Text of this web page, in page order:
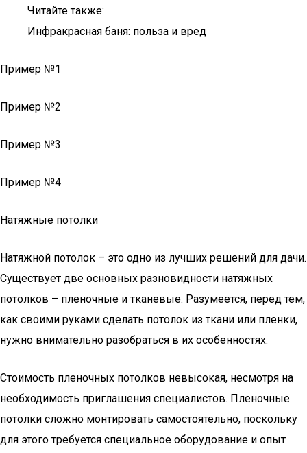
Читайте также:
Инфракрасная баня: польза и вред
Пример №1
Пример №2
Пример №3
Пример №4
Натяжные потолки
Натяжной потолок – это одно из лучших решений для дачи.
Существует две основных разновидности натяжных
потолков – пленочные и тканевые. Разумеется, перед тем,
как своими руками сделать потолок из ткани или пленки,
нужно внимательно разобраться в их особенностях.
Стоимость пленочных потолков невысокая, несмотря на
необходимость приглашения специалистов. Пленочные
потолки сложно монтировать самостоятельно, поскольку
для этого требуется специальное оборудование и опыт